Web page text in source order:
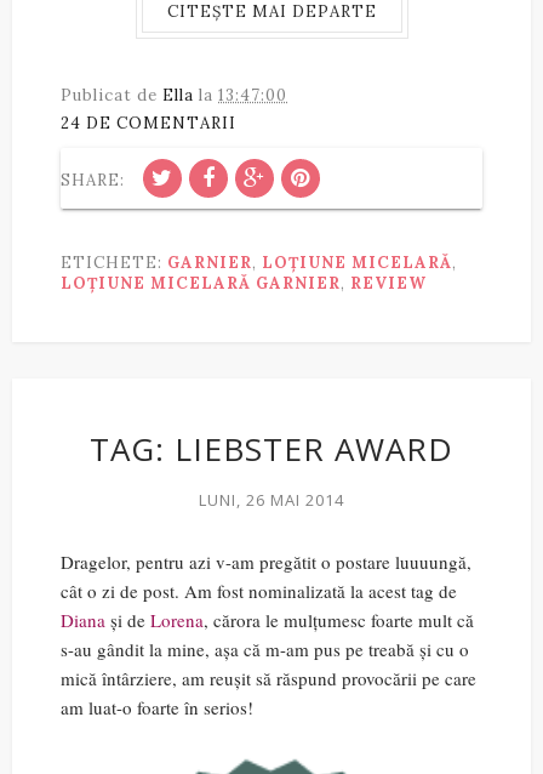
CITEȘTE MAI DEPARTE
Publicat de Ella la 13:47:00
24 DE COMENTARII
SHARE:
ETICHETE: GARNIER, LOȚIUNE MICELARĂ,
LOȚIUNE MICELARĂ GARNIER, REVIEW
TAG: LIEBSTER AWARD
LUNI, 26 MAI 2014
Dragelor, pentru azi v-am pregătit o postare luuuungă,
cât o zi de post. Am fost nominalizată la acest tag de
Diana și de Lorena, cărora le mulțumesc foarte mult că
s-au gândit la mine, așa că m-am pus pe treabă și cu o
mică întârziere, am reușit să răspund provocării pe care
am luat-o foarte în serios!